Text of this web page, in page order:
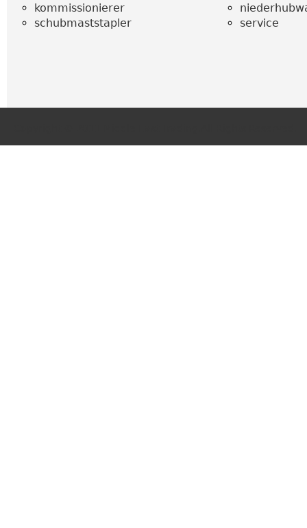
kommissionierer
schubmaststapler
service